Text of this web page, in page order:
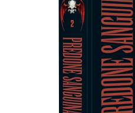
Giochi di Carte Collezionabili